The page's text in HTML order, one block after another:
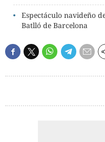
Espectáculo navideño
Batlló de Barcelona